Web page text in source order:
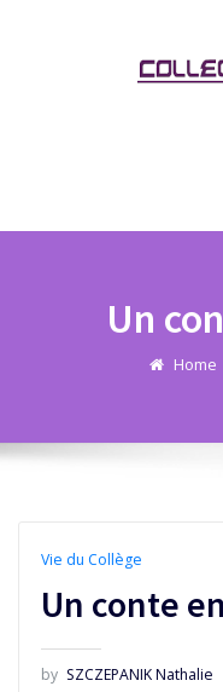
Un
Home
Vie du Collège
Un conte
by SZCZEPANIK Nathalie